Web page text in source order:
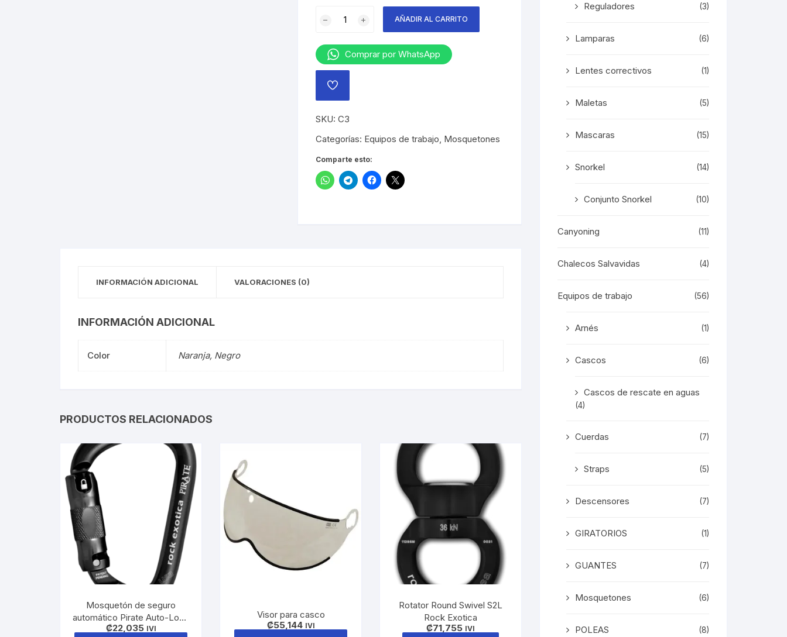
ROCKO
AUTO-
LOCK
cantidad
AÑADIR AL CARRITO
Comprar por WhatsApp
AÑADIR
LISTA
DE
SKU:C3
Categorías: Equipos de trabajo, Mosquetones
Comparte esto:
INFORMACIÓN ADICIONAL VALORACIONES (0)
INFORMACIÓN ADICIONAL
Color Naranja, Negro
PRODUCTOS RELACIONADOS
Mosquetón de seguro
automático Pirate Auto-Lock
Negro
₡22,035 IVI
Visor para casco
₡55,144 IVI
Rotator Round Swivel S2L
Rock Exotica
₡71,755 IVI
Reguladores (3)
Lamparas (6)
Lentes correctivos (1)
Maletas (5)
Mascaras (15)
Snorkel (14)
Conjunto Snorkel (10)
Canyoning (11)
Chalecos Salvavidas (4)
Equipos de trabajo (56)
Arnés (1)
Cascos (6)
Cascos de rescate en aguas
(4)
Cuerdas (7)
Straps (5)
Descensores (7)
GIRATORIOS (1)
GUANTES (7)
Mosquetones (6)
POLEAS (8)